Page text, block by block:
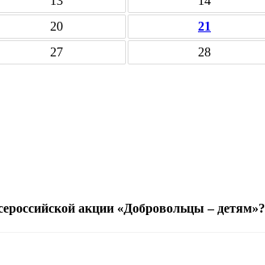
20 21
27 28
акции «Добровольцы – детям»?